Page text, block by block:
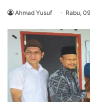
Ahmad Yusuf Rabu,